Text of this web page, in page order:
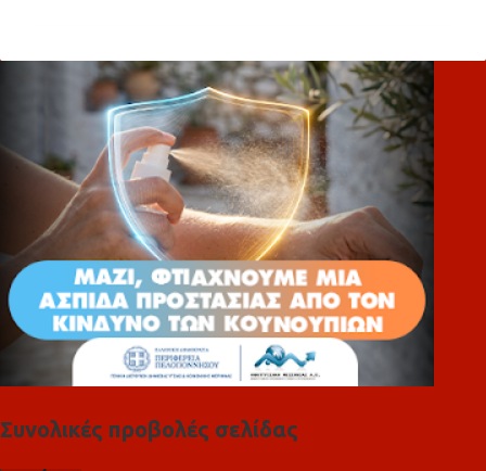
λ
Συνολικές προβολές σελίδας